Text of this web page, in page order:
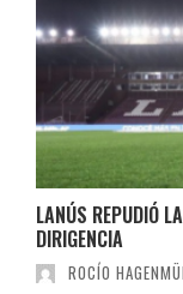
LANÚS REPUDIÓ
DIRIGENCIA
ROCÍO